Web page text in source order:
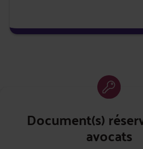
Document(s)
avocats